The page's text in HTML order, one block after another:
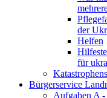
der
Helfen
für
Bürgerservice
Aufgaben A -